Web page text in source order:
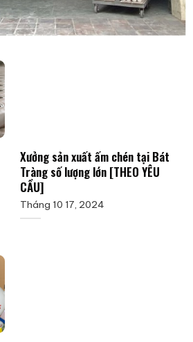
Xưởng sản xuất ấm chén tại Bát
Tràng số lượng lớn [THEO YÊU
CẦU]
Tháng 10 17, 2024